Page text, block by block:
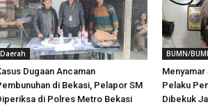
Daerah
Dugaan Ancaman
di Bekasi, Pelapor SM
di Polres Metro Bekasi
BUMN/
Pelaku
Dibekuk